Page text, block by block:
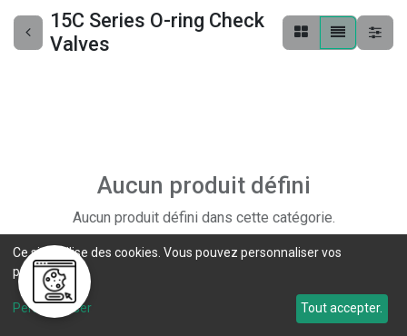
15C Series O-ring Check
Valves
Aucun produit défini
Aucun produit défini dans cette catégorie.
Ce site utilise des cookies. Vous pouvez personnaliser vos
préférences.
Personnaliser Tout accepter.